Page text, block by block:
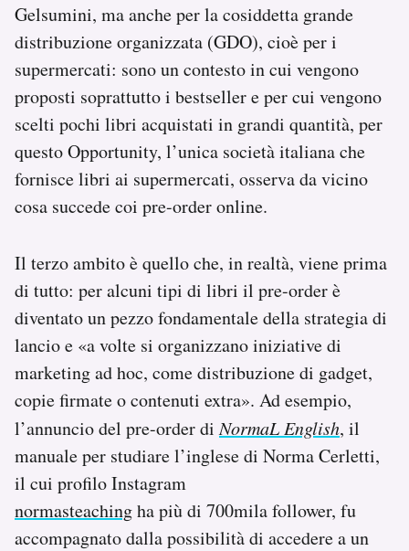
Gelsumini, ma anche per la cosiddetta grande
distribuzione organizzata (GDO), cioè per i
supermercati: sono un contesto in cui vengono
proposti soprattutto i bestseller e per cui vengono
scelti pochi libri acquistati in grandi quantità, per
questo Opportunity, l’unica società italiana che
fornisce libri ai supermercati, osserva da vicino
cosa succede coi pre-order online.
Il terzo ambito è quello che, in realtà, viene prima
di tutto: per alcuni tipi di libri il pre-order è
diventato un pezzo fondamentale della strategia di
lancio e «a volte si organizzano iniziative di
marketing ad hoc, come distribuzione di gadget,
copie firmate o contenuti extra». Ad esempio,
l’annuncio del pre-order diNormaL English, il
manuale per studiare l’inglese di Norma Cerletti,
il cui profilo Instagram
normasteachingha più di 700mila follower, fu
accompagnato dalla possibilità di accedere a un